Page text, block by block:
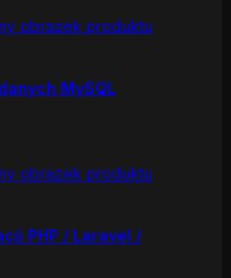
MySQL
PHP / Laravel /